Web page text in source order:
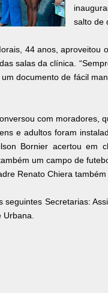
salto de
44 anos,
salas da clínica.
documento de fácil
com moradores,
e adultos foram
Bornier acertou
um campo de
Renato Chiera
Secretarias:
Urbana.